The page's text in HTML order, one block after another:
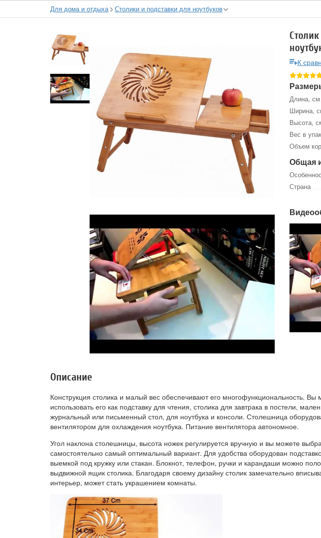
Для дома и отдыха Столики и подставки для ноутбуков
К
Длина, см
Ширина,
Высота,
Вес в
Объем
Общая
Страна
Описание
Конструкция столика и малый вес обеспечивают его многофункциональность. Вы
использовать его как подставку для чтения, столика для завтрака в постели,
журнальный или письменный стол, для ноутбука и консоли. Столешница
вентилятором для охлаждения ноутбука. Питание вентилятора автономное.
Угол наклона столешницы, высота ножек регулируется вручную и вы можете
самостоятельно самый оптимальный вариант. Для удобства оборудован
выемкой под кружку или стакан. Блокнот, телефон, ручки и карандаши можно
выдвижной ящик столика. Благодаря своему дизайну столик замечательно
интерьер, может стать украшением комнаты.